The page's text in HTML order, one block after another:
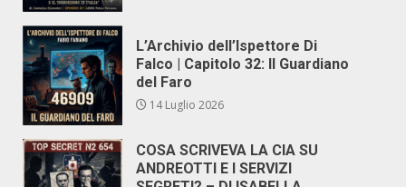
L’Archivio dell’Ispettore Di
Falco | Capitolo 32: Il Guardiano
del Faro
14 Luglio 2026
COSA SCRIVEVA LA CIA SU
ANDREOTTI E I SERVIZI